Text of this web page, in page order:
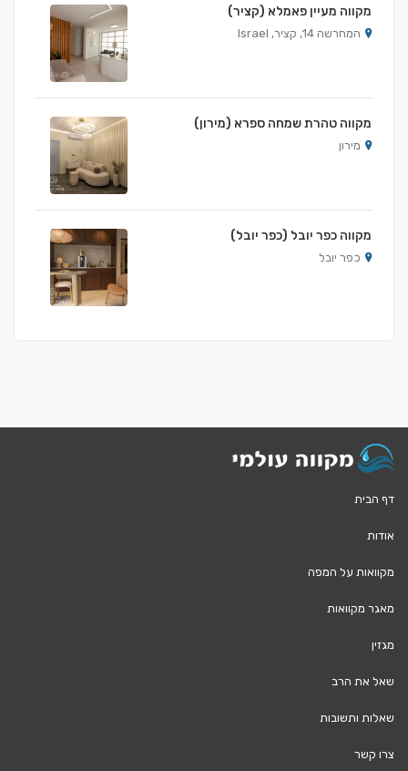
מקווה מעיין פאמלא (קציר)
המחרשה 14, קציר, Israel
מקווה טהרת שמחה ספרא (מירון)
מירון
מקווה כפר יובל (כפר יובל)
כפר יובל
דף הבית
אודות
מקוואות על המפה
מאגר מקוואות
מגזין
שאל את הרב
שאלות ותשובות
צרו קשר